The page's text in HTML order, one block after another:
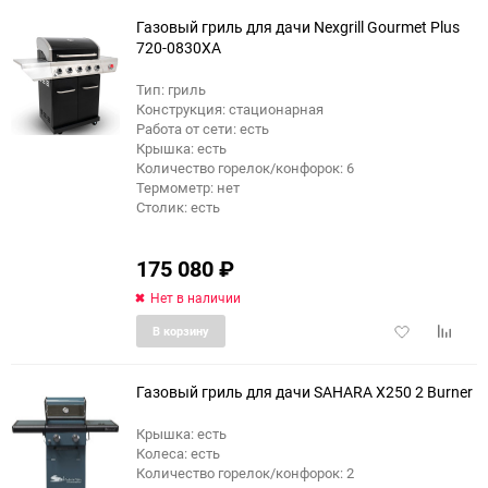
Газовый гриль для дачи Nexgrill Gourmet Plus
720-0830XA
Тип: гриль
Конструкция: стационарная
Работа от сети: есть
Крышка: есть
Количество горелок/конфорок: 6
Термометр: нет
Столик: есть
175 080₽
Нет в наличии
Добавить
В корзину
еще 4 фото
Газовый гриль для дачи SAHARA X250 2 Burner
Крышка: есть
Колеса: есть
Количество горелок/конфорок: 2